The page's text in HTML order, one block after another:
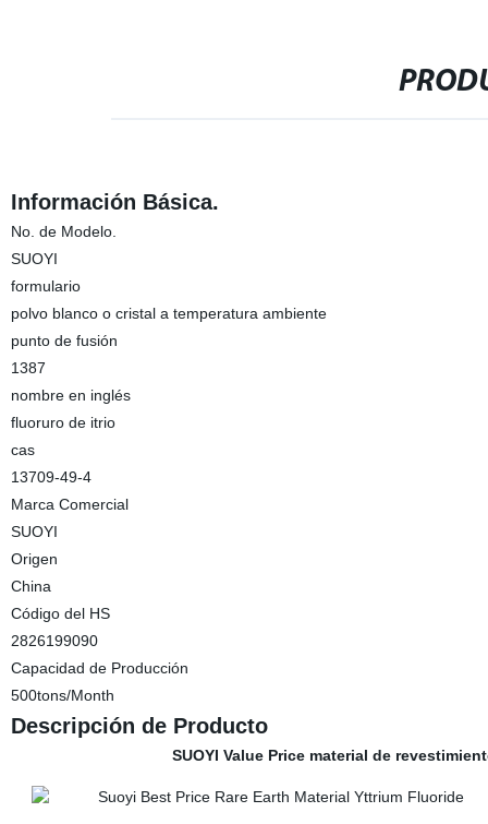
Información Básica.
No. de Modelo.
SUOYI
formulario
polvo blanco o cristal a temperatura ambiente
punto de fusión
1387
nombre en inglés
fluoruro de itrio
cas
13709-49-4
Marca Comercial
SUOYI
Origen
China
Código del HS
2826199090
Capacidad de Producción
500tons/Month
Descripción de Producto
SUOYI Value Price material de